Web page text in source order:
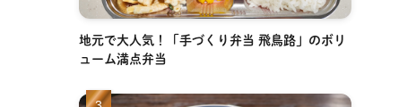
地元で大人気！「手づくり弁当 飛鳥路」のボリ
ューム満点弁当